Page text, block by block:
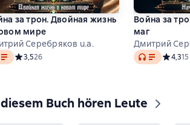
за трон. Двойная жизнь
мире
Серебряков u.a.
Средний рейтинг 3,5 на основе 26 оценок
3,526
Война за
маг
Дмитрий
Audio 4,315
Buch hören Leute